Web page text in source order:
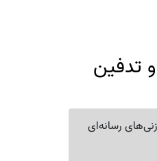
تدفین
رسانه‌ای